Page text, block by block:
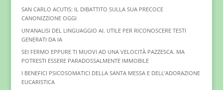
SAN CARLO ACUTIS: IL DIBATTITO SULLA SUA PRECOCE
CANONIZZIONE OGGI
UN’ANALISI DEL LINGUAGGIO AI. UTILE PER RICONOSCERE TESTI
GENERATI DA IA
SEI FERMO EPPURE TI MUOVI AD UNA VELOCITÀ PAZZESCA. MA
POTRESTI ESSERE PARADOSSALMENTE IMMOBILE
I BENEFICI PSICOSOMATICI DELLA SANTA MESSA E DELL’ADORAZIONE
EUCARISTICA